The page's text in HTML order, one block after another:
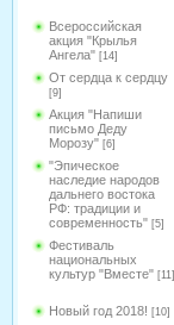
Всероссийская
акция "Крылья
Ангела" [14]
От сердца к сердцу
[9]
Акция "Напиши
письмо Деду
Морозу" [6]
"Эпическое
наследие народов
дальнего востока
РФ: традиции и
современность" [5]
Фестиваль
национальных
культур "Вместе" [11]
Новый год 2018! [10]